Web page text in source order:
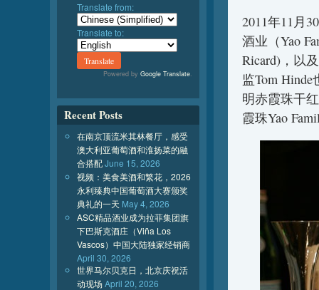
2011年11月
酒业（Yao
Ricard)，以
监Tom
明赤霞珠干
霞珠Yao
Translate from:
Translate to:
Powered by Google Translate.
Recent Posts
在南京顶流米其林餐厅，感受
澳大利亚葡萄酒和淮扬菜的融
合搭配June 15, 2026
视频：美食美酒和繁花，2026
永利臻典中国葡萄酒大赛颁奖
典礼的一天 May 4, 2026
ASC精品酒业成为拉菲集团旗
下巴斯克酒庄（Viña Los
Vascos）中国大陆独家经销商
April 30, 2026
世界马尔贝克日，北京庆祝活
动现场April 20, 2026